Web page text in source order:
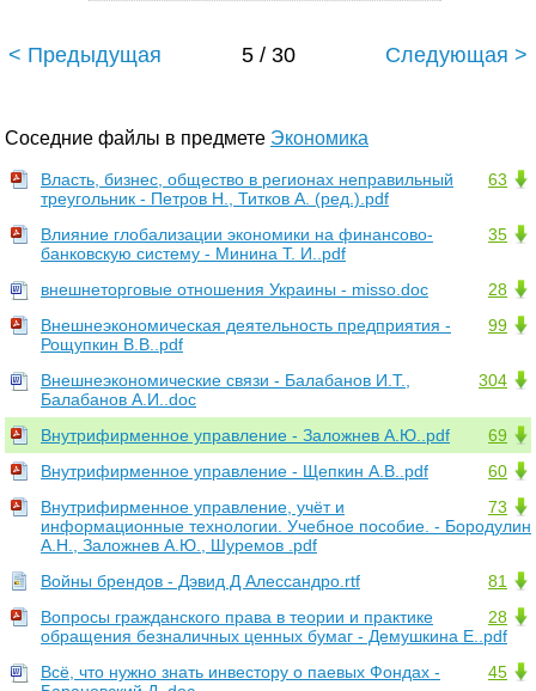
< Предыдущая 5 / 30 Следующая >
Соседние файлы в предмете Экономика
63
Власть, бизнес, общество в регионах неправильный
треугольник - Петров Н., Титков А. (ред.).pdf
35
Влияние глобализации экономики на финансово-
банковскую систему - Минина Т. И..pdf
28
внешнеторговые отношения Украины - misso.doc
99
Внешнеэкономическая деятельность предприятия -
Рощупкин В.В..pdf
304
Внешнеэкономические связи - Балабанов И.Т.,
Балабанов А.И..doc
69
Внутрифирменное управление - Заложнев А.Ю..pdf
60
Внутрифирменное управление - Щепкин А.В..pdf
73
Внутрифирменное управление, учёт и
информационные технологии. Учебное пособие. - Бородулин
А.Н., Заложнев А.Ю., Шуремов .pdf
81
Войны брендов - Дэвид Д Алессандро.rtf
28
Вопросы гражданского права в теории и практике
обращения безналичных ценных бумаг - Демушкина Е..pdf
45
Всё, что нужно знать инвестору о паевых Фондах -